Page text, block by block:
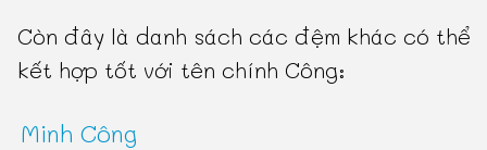
Còn đây là danh sách các đệm khác có thể
kết hợp tốt với tên chính Công:
Minh Công